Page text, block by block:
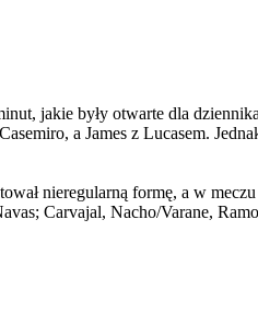
jakie były otwarte dla
a James z Lucasem.
nieregularną formę, a w
Carvajal, Nacho/Varane,